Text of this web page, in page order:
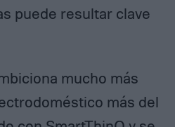
puede resultar clave
mucho más
más del